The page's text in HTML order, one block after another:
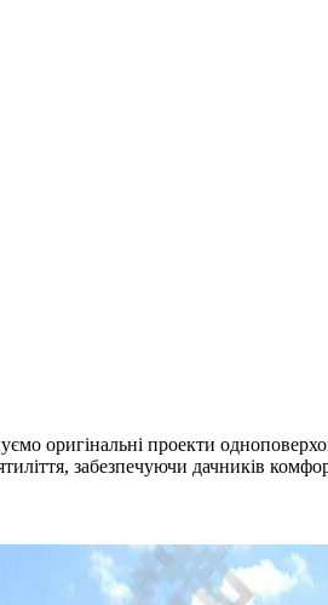
оригінальні проекти
забезпечуючи дачників